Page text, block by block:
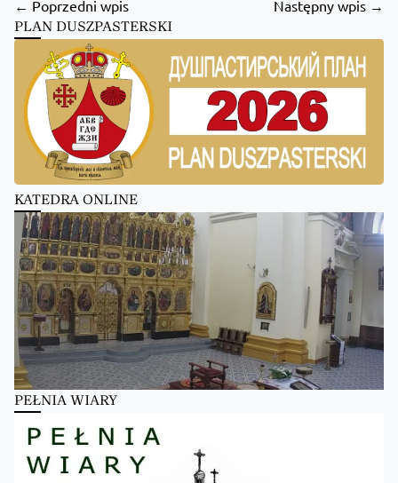
← Poprzedni wpis Następny wpis →
PLAN DUSZPASTERSKI
KATEDRA ONLINE
PEŁNIA WIARY